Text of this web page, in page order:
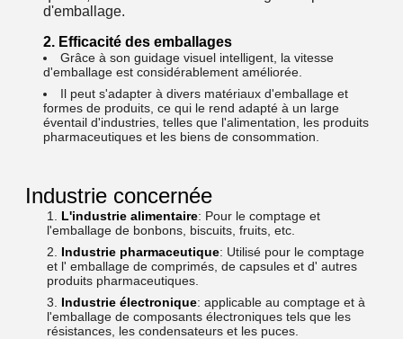
d'emballage.
2. Efficacité des emballages
Grâce à son guidage visuel intelligent, la vitesse
d'emballage est considérablement améliorée.
Il peut s'adapter à divers matériaux d'emballage et
formes de produits, ce qui le rend adapté à un large
éventail d'industries, telles que l'alimentation, les produits
pharmaceutiques et les biens de consommation.
Industrie concernée
L'industrie alimentaire: Pour le comptage et
l'emballage de bonbons, biscuits, fruits, etc.
Industrie pharmaceutique: Utilisé pour le comptage
et l' emballage de comprimés, de capsules et d' autres
produits pharmaceutiques.
Industrie électronique: applicable au comptage et à
l'emballage de composants électroniques tels que les
résistances, les condensateurs et les puces.